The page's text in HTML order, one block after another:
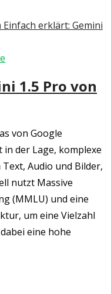
1.5 Pro von
von Google
in der Lage, komplexe
Audio und Bilder,
nutzt Massive
(MMLU) und eine
um eine Vielzahl
eine hohe